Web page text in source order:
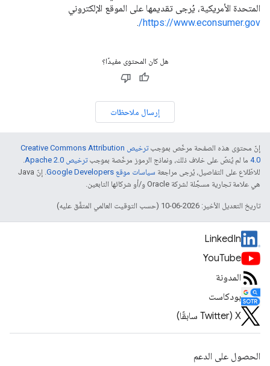
المتحدة الأمريكية، يُرجى تقديمها على الموقع الإلكتروني
https://www.econsumer.gov/
.
هل كان المحتوى مفيدًا؟
إرسال ملاحظات
إنّ محتوى هذه الصفحة مرخّص بموجب
ترخيص Creative Commons Attribution
4.0‏ ما لم يُنصّ على خلاف ذلك، ونماذج الرموز مرخّصة بموجبترخيص Apache 2.0‏
.
للاطّلاع على التفاصيل، يُرجى مراجعة سياسات موقع Google Developers‏
. إنّ Java
هي علامة تجارية مسجَّلة لشركة Oracle و/أو شركائها التابعين.
تاريخ التعديل الأخير: 2026-06-10 (حسب التوقيت العالمي المتفَّق عليه)
LinkedIn
YouTube
المدونة
بودكاست
‫X ‏(Twitter سابقًا)
الحصول على الدعم